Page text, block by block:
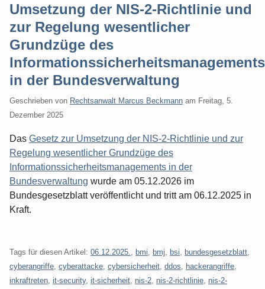
Umsetzung der NIS-2-Richtlinie und
zur Regelung wesentlicher
Grundzüge des
Informationssicherheitsmanagements
in der Bundesverwaltung
Geschrieben von Rechtsanwalt Marcus Beckmann am Freitag, 5.
Dezember 2025
Das Gesetz zur Umsetzung der NIS-2-Richtlinie und zur
Regelung wesentlicher Grundzüge des
Informationssicherheitsmanagements in der
Bundesverwaltung wurde am 05.12.2026 im
Bundesgesetzblatt veröffentlicht und tritt am 06.12.2025 in
Kraft.
Tags für diesen Artikel: 06.12.2025. bmi bmj bsi bundesgesetzblatt
cyberangriffe cyberattacke cybersicherheit ddos hackerangriffe
inkraftreten it-security, it-sicherheit nis-2 nis-2-richtlinie nis-2-